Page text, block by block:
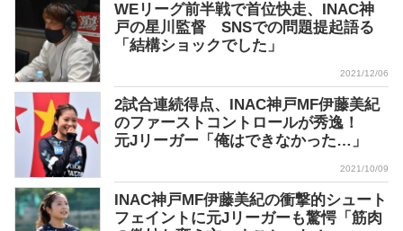
WEリーグ前半戦で首位快走、INAC神
戸の星川監督 SNSでの問題提起語る
「結構ショックでした」
2021/12/06
2試合連続得点、INAC神戸MF伊藤美紀
のファーストコントロールが秀逸！
元Jリーガー「俺はできなかった…」
2021/10/09
INAC神戸MF伊藤美紀の衝撃的シュート
フェイントに元Jリーガーも驚愕「筋肉